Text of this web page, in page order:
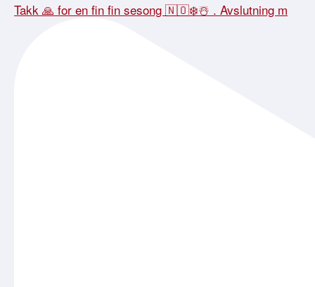
Takk 🙏 for en fin fin sesong 🇳🇴❄️☃️ . Avslutning m